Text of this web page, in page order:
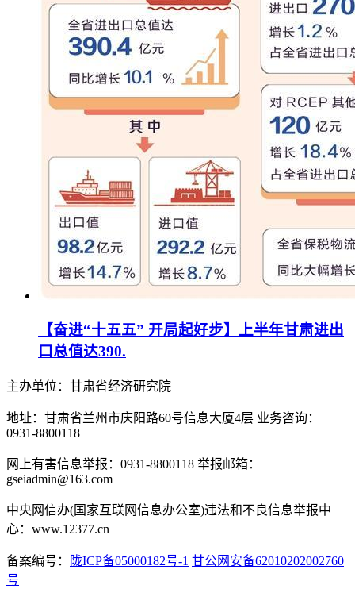
【奋进“十五五” 开局起好步】上半年甘肃进出
口总值达390.
主办单位：甘肃省经济研究院
地址：甘肃省兰州市庆阳路60号信息大厦4层 业务咨询：
0931-8800118
网上有害信息举报：0931-8800118 举报邮箱：
gseiadmin@163.com
中央网信办(国家互联网信息办公室)违法和不良信息举报中
心：www.12377.cn
备案编号： 陇ICP备05000182号-1 甘公网安备62010202002760
号